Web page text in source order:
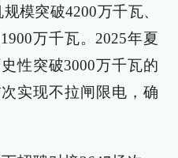
模突破4200万千瓦、
万千瓦。2025年夏
性突破3000万千瓦的
实现不拉闸限电，确